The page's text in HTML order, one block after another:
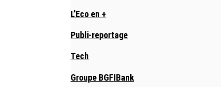
L’Eco en +
Publi-reportage
Tech
Groupe BGFIBank